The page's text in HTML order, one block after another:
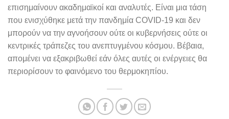
επισημαίνουν ακαδημαϊκοί και αναλυτές. Είναι μια τάση
που ενισχύθηκε μετά την πανδημία COVID-19 και δεν
μπορούν να την αγνοήσουν ούτε οι κυβερνήσεις ούτε οι
κεντρικές τράπεζες του ανεπτυγμένου κόσμου. Βέβαια,
απομένει να εξακριβωθεί εάν όλες αυτές οι ενέργειες θα
περιορίσουν το φαινόμενο του θερμοκηπίου.